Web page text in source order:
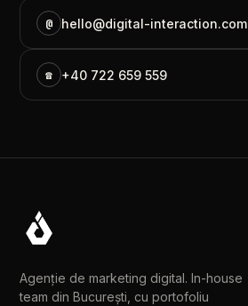
@ hello@digital-interaction.com
☎ +40 722 659 559
Agenție de marketing digital. In-house
team din București, cu portofoliu